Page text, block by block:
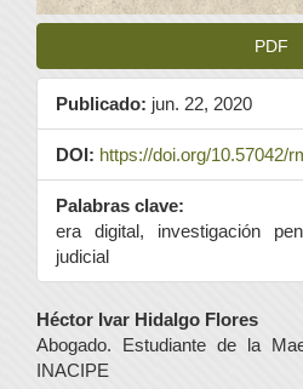
PDF
Publicado: jun. 22, 2020
DOI: https://doi.org/10.57042/
Palabras clave:
era digital, investigación
judicial
Contenido
principal
Héctor Ivar Hidalgo Flores
Abogado. Estudiante de la
INACIPE